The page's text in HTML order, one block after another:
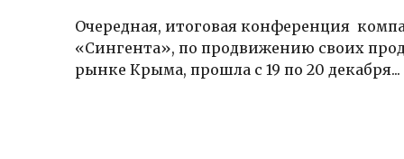
Очередная, итоговая конференция
«Сингента», по продвижению своих
рынке Крыма, прошла с 19 по 20 декабря...